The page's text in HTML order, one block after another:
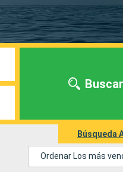
Buscar
Búsqueda
Ordenar Los más